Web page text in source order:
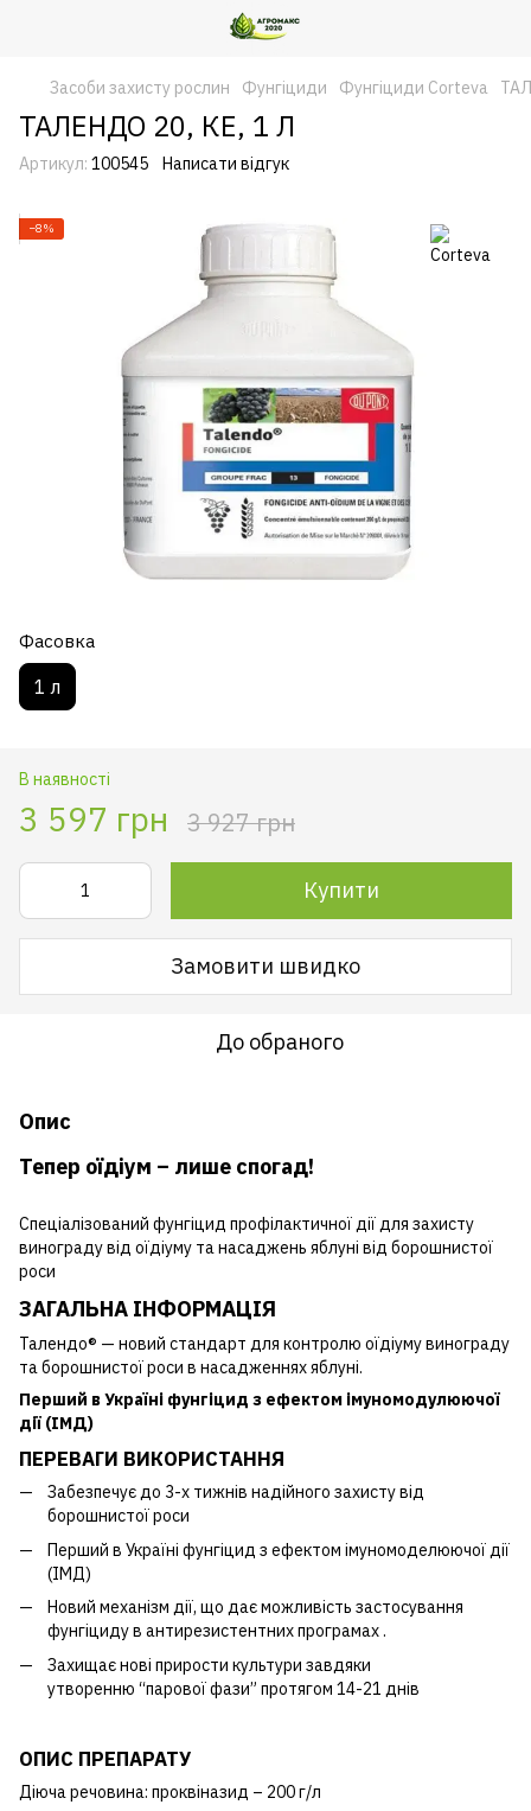
Засоби захисту рослин Фунгіциди Фунгіциди Corteva
ТАЛЕНДО 20, КЕ, 1 Л
Артикул: 100545 Написати відгук
−8%
Фасовка
1 л
В наявності
3 597 грн 3 927 грн
Купити
Замовити швидко
До обраного
Опис
Тепер оїдіум – лише спогад!
Спеціалізований фунгіцид профілактичної дії для захисту
винограду від оїдіуму та насаджень яблуні від борошнистої
роси
ЗАГАЛЬНА ІНФОРМАЦІЯ
Талендо® — новий стандарт для контролю оїдіуму винограду
та борошнистої роси в насадженнях яблуні.
Перший в Україні фунгіцид з ефектом імуномодулюючої
дії (ІМД)
ПЕРЕВАГИ ВИКОРИСТАННЯ
Забезпечує до 3-х тижнів надійного захисту від
борошнистої роси
Перший в Україні фунгіцид з ефектом імуномоделюючої дії
(ІМД)
Новий механізм дії, що дає можливість застосування
фунгіциду в антирезистентних програмах .
Захищає нові прирости культури завдяки
утворенню “парової фази” протягом 14-21 днів
ОПИС ПРЕПАРАТУ
Діюча речовина: проквіназид – 200 г/л